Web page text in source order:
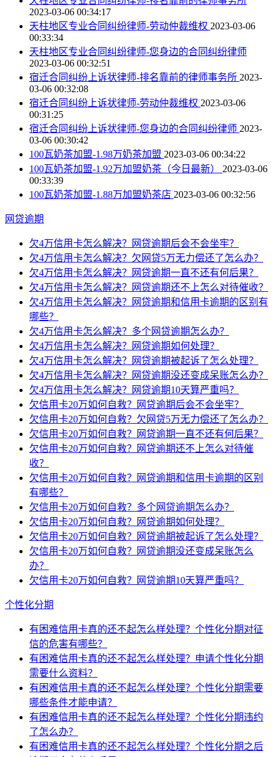
2023-03-06 00:34:17
天柱地区专业合同纠纷律师-劳动仲裁维权 2023-03-06
00:33:34
天柱地区专业合同纠纷律师-您身边的合同纠纷律师
2023-03-06 00:32:51
宿迁合同纠纷上诉状律师-排名靠前的律师事务所 2023-
03-06 00:32:08
宿迁合同纠纷上诉状律师-劳动仲裁维权 2023-03-06
00:31:25
宿迁合同纠纷上诉状律师-您身边的合同纠纷律师 2023-
03-06 00:30:42
100瓦奶茶加盟-1.98万奶茶加盟 2023-03-06 00:34:22
100瓦奶茶加盟-1.92万加盟奶茶（今日最新） 2023-03-06
00:33:39
100瓦奶茶加盟-1.88万加盟奶茶店 2023-03-06 00:32:56
网贷逾期
欠4万信用卡怎么解决？网贷逾期后会不会坐牢？
欠4万信用卡怎么解决？欠网贷5万无力偿还了怎么办？
欠4万信用卡怎么解决？网贷逾期一直不还有何后果？
欠4万信用卡怎么解决？网贷逾期还不上怎么对待催收？
欠4万信用卡怎么解决？网贷逾期和信用卡逾期的区别有
哪些？
欠4万信用卡怎么解决？多个网贷逾期怎么办？
欠4万信用卡怎么解决？网贷逾期如何处理？
欠4万信用卡怎么解决？网贷逾期被起诉了怎么处理？
欠4万信用卡怎么解决？网贷逾期没还变成呆账怎么办？
欠4万信用卡怎么解决？网贷逾期10天算严重吗？
欠信用卡20万如何自救？网贷逾期后会不会坐牢？
欠信用卡20万如何自救？欠网贷5万无力偿还了怎么办？
欠信用卡20万如何自救？网贷逾期一直不还有何后果？
欠信用卡20万如何自救？网贷逾期还不上怎么对待催
收？
欠信用卡20万如何自救？网贷逾期和信用卡逾期的区别
有哪些？
欠信用卡20万如何自救？多个网贷逾期怎么办？
欠信用卡20万如何自救？网贷逾期如何处理？
欠信用卡20万如何自救？网贷逾期被起诉了怎么处理？
欠信用卡20万如何自救？网贷逾期没还变成呆账怎么
办？
欠信用卡20万如何自救？网贷逾期10天算严重吗？
个性化分期
有困难信用卡真的还不起怎么样处理？个性化分期对征
信的危害有哪些？
有困难信用卡真的还不起怎么样处理？申请个性化分期
需要什么资料？
有困难信用卡真的还不起怎么样处理？个性化分期需要
哪些条件才能申请？
有困难信用卡真的还不起怎么样处理？个性化分期违约
了怎么办？
有困难信用卡真的还不起怎么样处理？个性化分期之后